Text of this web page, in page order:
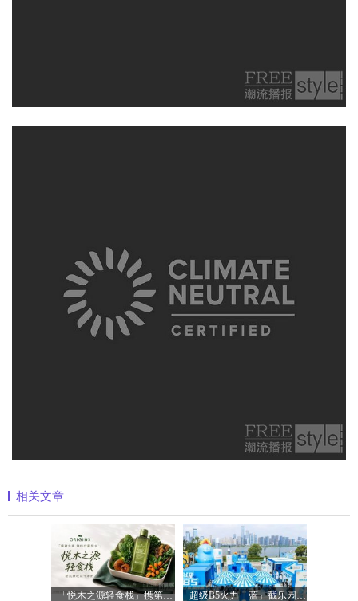
相关文章
「悦木之源轻食栈」携第四代菌菇水轻盈 超级B5火力「蓝」截乐园登陆长沙，理肤